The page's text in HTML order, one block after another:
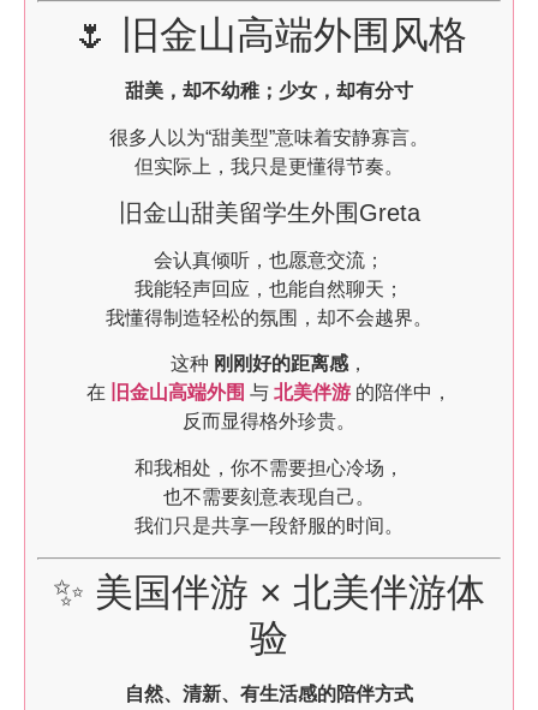
🌷 旧金山高端外围风格
甜美，却不幼稚；少女，却有分寸
很多人以为“甜美型”意味着安静寡言。
但实际上，我只是更懂得节奏。
旧金山甜美留学生外围Greta
会认真倾听，也愿意交流；
我能轻声回应，也能自然聊天；
我懂得制造轻松的氛围，却不会越界。
这种 刚刚好的距离感，
在
旧金山高端外围 与 北美伴游 的陪伴中，
反而显得格外珍贵。
和我相处，你不需要担心冷场，
也不需要刻意表现自己。
我们只是共享一段舒服的时间。
✨ 美国伴游 × 北美伴游体
验
自然、清新、有生活感的陪伴方式